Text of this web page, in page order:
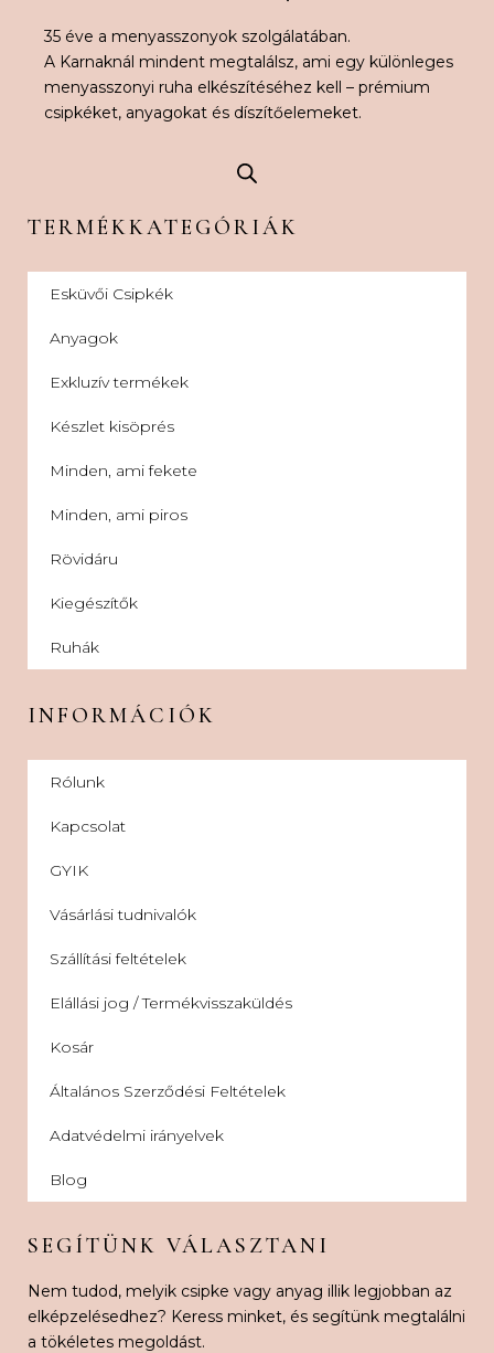
35 éve a menyasszonyok szolgálatában.
A Karnaknál mindent megtalálsz, ami egy különleges
menyasszonyi ruha elkészítéséhez kell – prémium
csipkéket, anyagokat és díszítőelemeket.
TERMÉKKATEGÓRIÁK
Esküvői Csipkék
Anyagok
Exkluzív termékek
Készlet kisöprés
Minden, ami fekete
Minden, ami piros
Rövidáru
Kiegészítők
Ruhák
INFORMÁCIÓK
Rólunk
Kapcsolat
GYIK
Vásárlási tudnivalók
Szállítási feltételek
Elállási jog / Termékvisszaküldés
Kosár
Általános Szerződési Feltételek
Adatvédelmi irányelvek
Blog
SEGÍTÜNK VÁLASZTANI
Nem tudod, melyik csipke vagy anyag illik legjobban az
elképzelésedhez? Keress minket, és segítünk megtalálni
a tökéletes megoldást.